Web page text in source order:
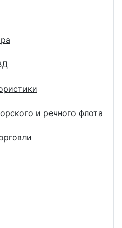
и речного флота